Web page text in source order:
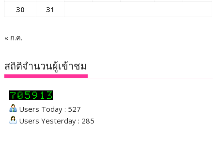
30
31
« ก.ค.
สถิติจำนวนผู้เข้าชม
Users Today : 527
Users Yesterday : 285